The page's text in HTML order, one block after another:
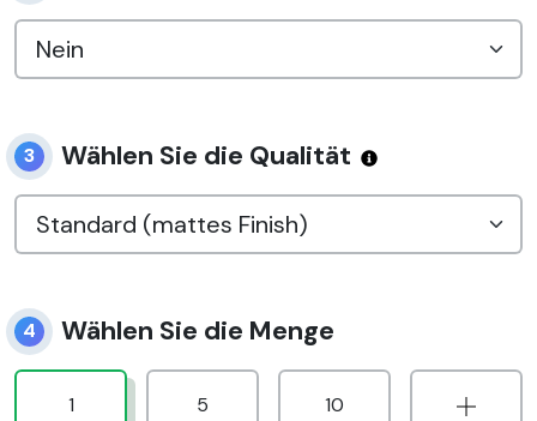
3 Wählen Sie die Qualität
4 Wählen Sie die Menge
1 5 10